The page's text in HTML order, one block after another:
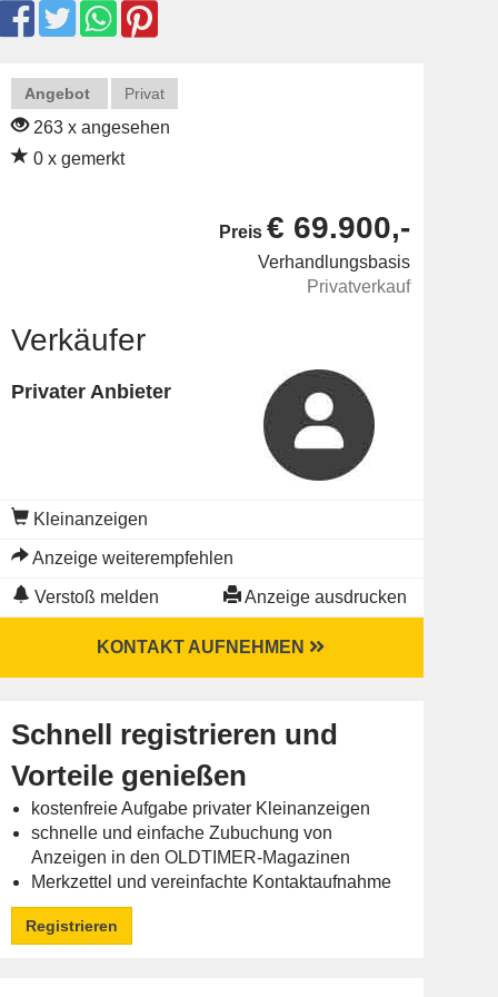
Angebot Privat
263 x angesehen
0 x gemerkt
Preis € 69.900,-
Verhandlungsbasis
Privatverkauf
Verkäufer
Privater Anbieter
Kleinanzeigen
Anzeige weiterempfehlen
Verstoß melden Anzeige ausdrucken
KONTAKT AUFNEHMEN
Schnell registrieren und
Vorteile genießen
kostenfreie Aufgabe privater Kleinanzeigen
schnelle und einfache Zubuchung von
Anzeigen in den OLDTIMER-Magazinen
Merkzettel und vereinfachte Kontaktaufnahme
Registrieren